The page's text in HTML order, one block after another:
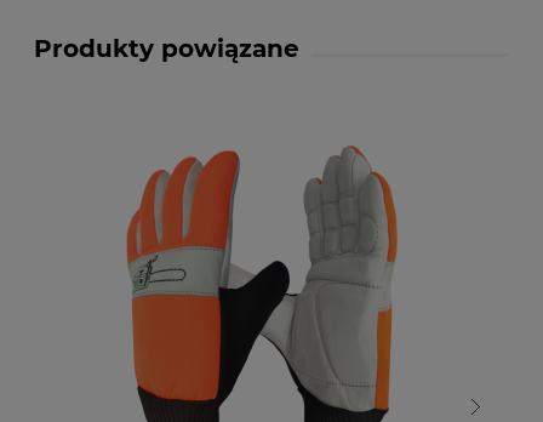
Produkty powiązane